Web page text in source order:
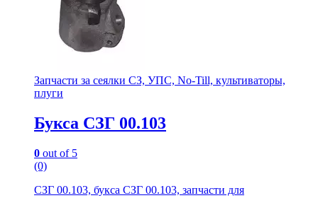
Запчасти за сеялки СЗ, УПС, No-Till, культиваторы,
плуги
Букса СЗГ 00.103
0 out of 5
(0)
СЗГ 00.103, букса СЗГ 00.103, запчасти для